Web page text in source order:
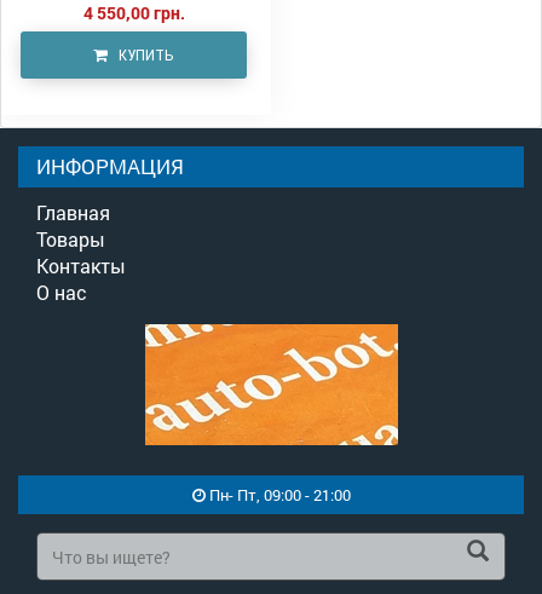
4 550,00 грн.
КУПИТЬ
ИНФОРМАЦИЯ
Главная
Товары
Контакты
О нас
Пн- Пт, 09:00 - 21:00